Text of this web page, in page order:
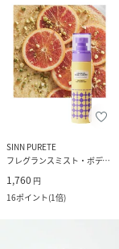
SINN PURETE
フレグランスミスト・ボディミスト
1,760 円
16ポイント(1倍)